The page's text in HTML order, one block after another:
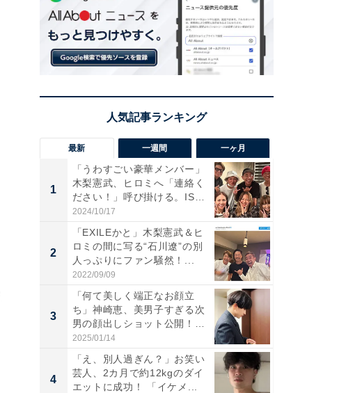
最新 一週間 一ヶ月
1
「うわすごい豪華メンバー」
木梨憲武、ヒロミへ「連絡く
ださい！」呼び掛ける。IS
S...
2024/10/17
2
「EXILEかと」木梨憲武＆ヒ
ロミの間に写る“石川遼”の別
人っぷりにファン騒然！...
2022/09/09
3
「何て美しく端正なお顔立
ち」神崎恵、美男子すぎる次
男の顔出しショット公開！
「め...
2025/01/14
4
「え、別人過ぎん？」お笑い
芸人、2カ月で約12kgのダイ
エットに成功！ 「イケメ...